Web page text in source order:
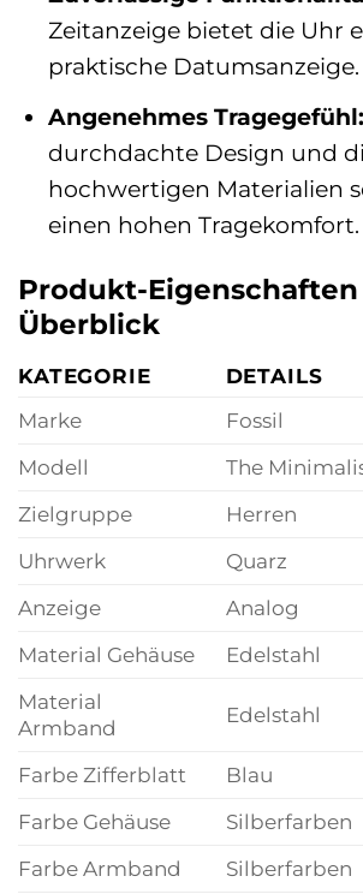
Zeitanzeige bietet die Uhr
praktische Datumsanzeige.
Angenehmes Tragegefühl:
durchdachte Design und
hochwertigen Materialien
einen hohen Tragekomfort.
Produkt-
Überblick
KATEGORIE
DETAILS
Marke
Fossil
Modell
The
Zielgruppe
Herren
Uhrwerk
Quarz
Anzeige
Analog
Material Gehäuse
Edelstahl
Material
Armband
Edelstahl
Farbe Zifferblatt
Blau
Farbe Gehäuse
Silberfarben
Farbe Armband
Silberfarben